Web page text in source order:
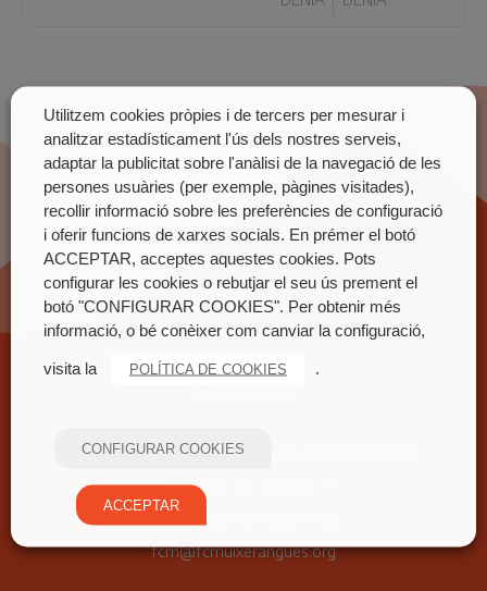
Contacte
FEDERACIÓ COORDINADORA DE MUIXERANGUES
Carrer nou del convent, 71
fcm@fcmuixerangues.org
Utilitzem cookies pròpies i de tercers per mesurar i
analitzar estadísticament l'ús dels nostres serveis,
adaptar la publicitat sobre l'anàlisi de la navegació de les
persones usuàries (per exemple, pàgines visitades),
recollir informació sobre les preferències de configuració
i oferir funcions de xarxes socials. En prémer el botó
ACCEPTAR, acceptes aquestes cookies. Pots
configurar les cookies o rebutjar el seu ús prement el
botó "CONFIGURAR COOKIES". Per obtenir més
informació, o bé conèixer com canviar la configuració,
visita la POLÍTICA DE COOKIES .
CONFIGURAR COOKIES
ACCEPTAR